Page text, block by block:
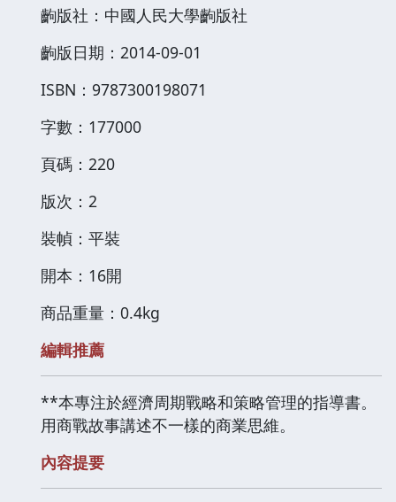
齣版社：中國人民大學齣版社
齣版日期：2014-09-01
ISBN：9787300198071
字數：177000
頁碼：220
版次：2
裝幀：平裝
開本：16開
商品重量：0.4kg
編輯推薦
**本專注於經濟周期戰略和策略管理的指導書。
用商戰故事講述不一樣的商業思維。
內容提要